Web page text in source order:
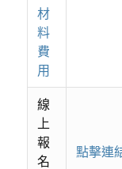
材
料
費
用
線
上
報
名
點擊連